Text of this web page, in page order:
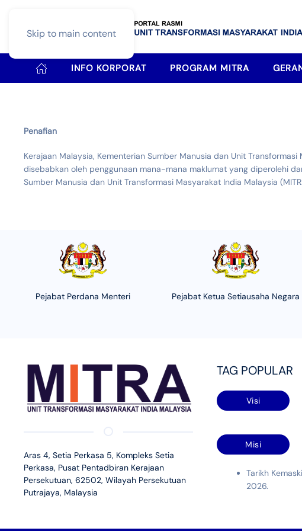
Skip to main content
INFO KORPORAT PROGRAM MITRA
Penafian
Kerajaan Malaysia, Kementerian Sumber Manusia dan Unit
disebabkan oleh penggunaan mana-mana maklumat yang diperolehi
Sumber Manusia dan Unit Transformasi Masyarakat India Malaysia
Pejabat Perdana Menteri Pejabat Ketua Setiausaha Negara
Aras 4, Setia Perkasa 5, Kompleks Setia
Perkasa, Pusat Pentadbiran Kerajaan
Persekutuan, 62502, Wilayah Persekutuan
Putrajaya, Malaysia
TAG POPULAR
Visi
Misi
Tarikh
2026.